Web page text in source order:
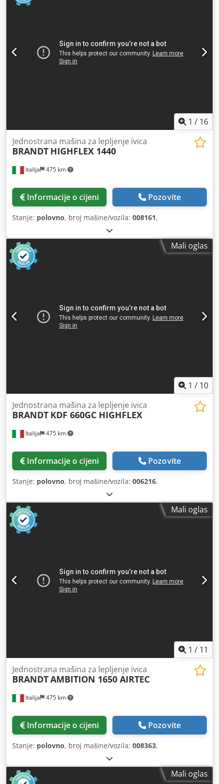
1 / 16
Italija 475 km
Jednostrana mašina za lepljenje ivica
BRANDT HIGHFLEX 1440
Informacije o cijeni Pozovite
Stanje: polovno, broj mašine/vozila: 008161,
Mali oglas
1 / 10
Italija 475 km
Jednostrana mašina za lepljenje ivica
BRANDT KDF 660GC HIGHFLEX
Informacije o cijeni Pozovite
Stanje: polovno, broj mašine/vozila: 006216,
Mali oglas
1 / 11
Italija 475 km
Jednostrana mašina za lepljenje ivica
BRANDTAMBITION 1650 AIRTEC
Informacije o cijeni Pozovite
Stanje: polovno, broj mašine/vozila: 008363,
Mali oglas